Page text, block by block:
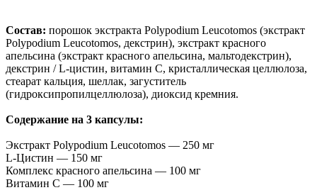
Состав: порошок экстракта Polypodium Leucotomos (экстракт
Polypodium Leucotomos, декстрин), экстракт красного
апельсина (экстракт красного апельсина, мальтодекстрин),
декстрин / L-цистин, витамин C, кристаллическая целлюлоза,
стеарат кальция, шеллак, загуститель
(гидроксипропилцеллюлоза), диоксид кремния.
Содержание на 3 капсулы:
Экстракт Polypodium Leucotomos — 250 мг
L-Цистин — 150 мг
Комплекс красного апельсина — 100 мг
Витамин C — 100 мг